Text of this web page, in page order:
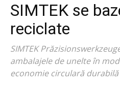
SIMTEK se
reciclate
SIMTEK
ambalajele de unelte în
economie circulară durabilă